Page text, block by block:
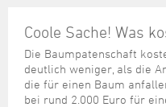
Coole Sache! Was
Die Baumpatenschaft
deutlich weniger, als die
die für einen Baum
bei rund 2.000 Euro für